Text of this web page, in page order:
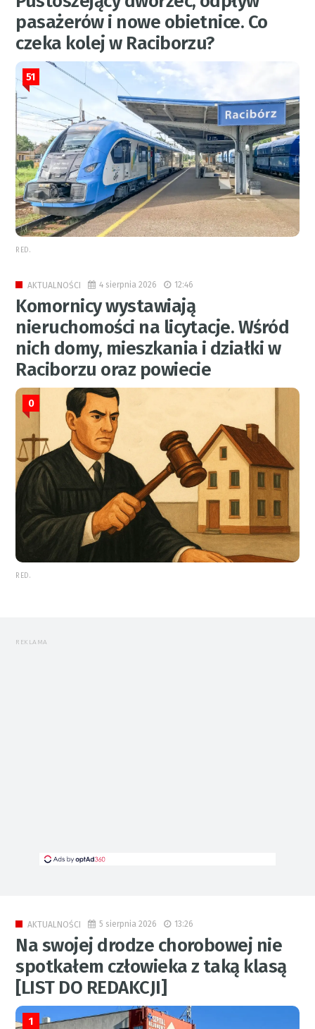
pasażerów i nowe obietnice. Co
czeka kolej w Raciborzu?
51
RED.
AKTUALNOŚCI 4 sierpnia 2026 12:46
Komornicy wystawiają
nieruchomości na licytacje. Wśród
nich domy, mieszkania i działki w
Raciborzu oraz powiecie
0
RED.
REKLAMA
AKTUALNOŚCI 5 sierpnia 2026 13:26
Na swojej drodze chorobowej nie
spotkałem człowieka z taką klasą
[LIST DO REDAKCJI]
1